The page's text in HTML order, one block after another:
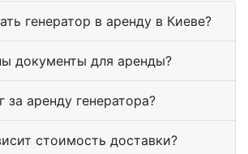
генератор в аренду в Киеве?
документы для аренды?
за аренду генератора?
стоимость доставки?